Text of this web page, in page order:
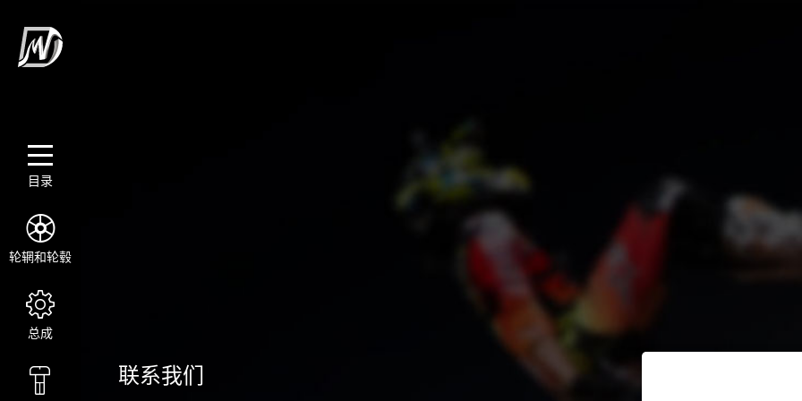
目录
轮辋和轮毂
总成
联系我们